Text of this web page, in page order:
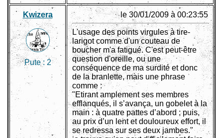
Kwizera
Pute : 2
le 30/01/2009 à 00:23:55
L'usage des points virgules à tire-
larigot comme d'un couteau de
boucher m'a fatigué. C'est peut-être
question d'oreille, ou une
conséquence de ma surdité et donc
de la branlette, mais une phrase
comme :
"Etirant amplement ses membres
efflanqués, il s’avança, un gobelet à la
main : à quatre pattes d’abord ; puis,
au prix d’un lent et douloureux effort, il
se redressa sur ses deux jambes."